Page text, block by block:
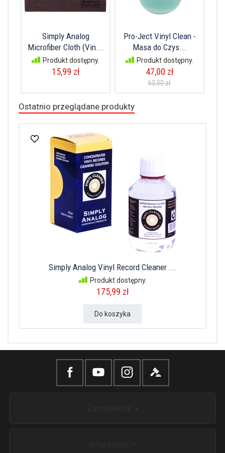
Simply Analog
Microfiber Cloth (Vin...
Produkt dostępny.
15,99 zł
Pro-Ject Vinyl Clean -
Masa do Czys...
Produkt dostępny.
47,00 zł
63,00 zł
Ostatnio przeglądane produkty
Simply Analog Vinyl Record Cleaner ...
Produkt dostępny.
175,99 zł
Do koszyka